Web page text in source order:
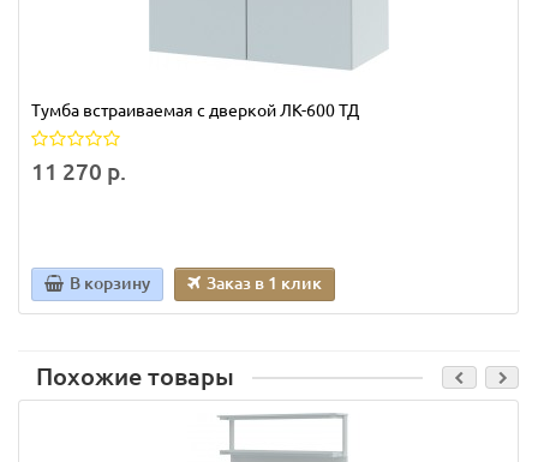
Тумба встраиваемая с дверкой ЛК-600 ТД
11 270 р.
В корзину Заказ в 1 клик
Похожие товары